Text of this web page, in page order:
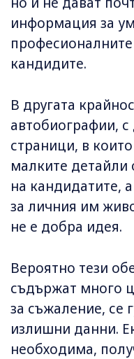
информация за
кандидите.
В другата
автобиографии,
страници, в
малките детайли
на кандидатите,
за личния им
не е добра идея.
Вероятно тези
съдържат много
за съжаление, се
излишни данни.
необходима,